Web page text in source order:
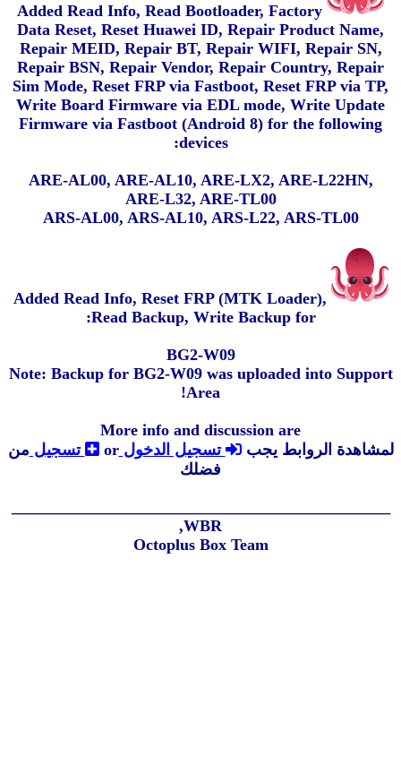
Added Read Info, Read Bootloader, Factory
Data Reset, Reset Huawei ID, Repair Product Name,
Repair MEID, Repair BT, Repair WIFI, Repair SN,
Repair BSN, Repair Vendor, Repair Country, Repair
Sim Mode, Reset FRP via Fastboot, Reset FRP via TP,
Write Board Firmware via EDL mode, Write Update
Firmware via Fastboot (Android 8) for the following
devices:
ARE-AL00, ARE-AL10, ARE-LX2, ARE-L22HN,
ARE-L32, ARE-TL00
ARS-AL00, ARS-AL10, ARS-L22, ARS-TL00
Added Read Info, Reset FRP (MTK Loader),
Read Backup, Write Backup for:
BG2-W09
Note: Backup for BG2-W09 was uploaded into Support
Area!
More info and discussion are
لمشاهدة الروابط يجب
تسجيل الدخولor تسجيل من
فضلك
WBR,
Octoplus Box Team